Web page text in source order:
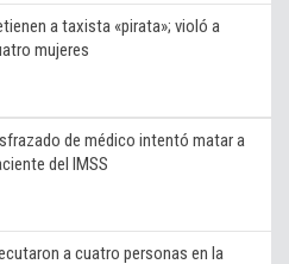
a taxista «pirata»; violó a
mujeres
de médico intentó matar a
del IMSS
a cuatro personas en la